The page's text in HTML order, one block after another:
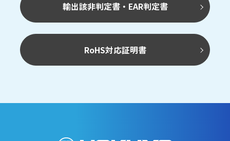
輸出該非判定書・EAR判定書
RoHS対応証明書